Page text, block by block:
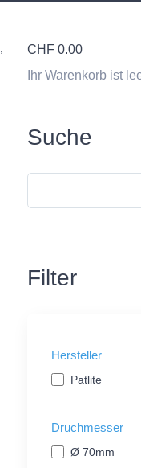
CHF 0.00
Ihr Warenkorb ist
Suche
Filter
Hersteller
Patlite
Druchmesser
Ø 70mm